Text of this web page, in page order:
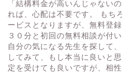
「結構料金が高いんじゃない
れば、心配は不要です。 もち
ービスとなりますが、無料登
３０分と初回の無料相談が付
自分の気になる先生を探して
してみて、もし本当に良いと
定を受けても良いですが、相